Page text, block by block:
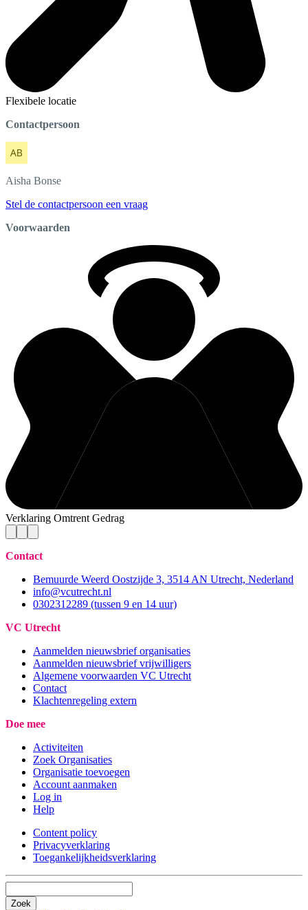
Flexibele locatie
Contactpersoon
Aisha Bonse
Stel de contactpersoon een vraag
Voorwaarden
Verklaring Omtrent Gedrag
Contact
Bemuurde Weerd Oostzijde 3, 3514 AN Utrecht, Nederland
info@vcutrecht.nl
0302312289 (tussen 9 en 14 uur)
VC Utrecht
Aanmelden nieuwsbrief organisaties
Aanmelden nieuwsbrief vrijwilligers
Algemene voorwaarden VC Utrecht
Contact
Klachtenregeling extern
Doe mee
Activiteiten
Zoek Organisaties
Organisatie toevoegen
Account aanmaken
Log in
Help
Content policy
Privacyverklaring
Toegankelijkheidsverklaring
Zoek